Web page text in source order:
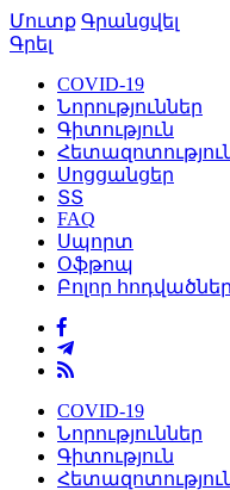
Մուտք Գրանցվել
Գրել
COVID-19
Նորություններ
Գիտություն
Սոցցանցեր
ՏՏ
FAQ
Սպորտ
Օֆթոպ
Բոլոր
COVID-19
Նորություններ
Գիտություն